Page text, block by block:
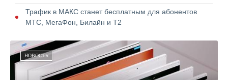
Трафик в МАКС станет бесплатным для абонентов
МТС, МегаФон, Билайн и Т2
НОВОСТЬ